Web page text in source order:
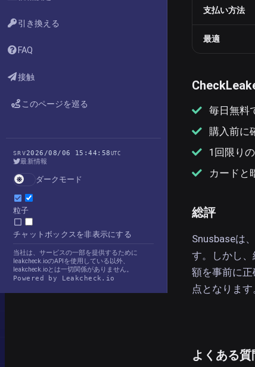
引き換える
FAQ
接触
このページを巡る
SRV2026/08/06 15:44:58UTC
最新情報
ダークモード
粒子
チャットボックスを非表示にする
当社は、サービスの一部を提供するために
leakcheck.ioのAPIを使用している以外、
leakcheck.ioとは一切関係がありません。
Powered by Leakcheck.io
支払い方法
最適
毎日無料
購入前に
1回限り
カードと
総評
Snusbaseは
す。しかし
額を事前に
点となります
よくある質